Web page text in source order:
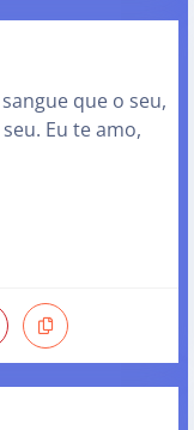
que o seu,
Eu te amo,